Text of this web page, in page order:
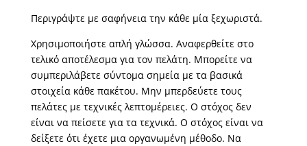
Περιγράψτε με σαφήνεια την κάθε μία ξεχωριστά.
Χρησιμοποιήστε απλή γλώσσα. Αναφερθείτε στο
τελικό αποτέλεσμα για τον πελάτη. Μπορείτε να
συμπεριλάβετε σύντομα σημεία με τα βασικά
στοιχεία κάθε πακέτου. Μην μπερδεύετε τους
πελάτες με τεχνικές λεπτομέρειες. Ο στόχος δεν
είναι να πείσετε για τα τεχνικά. Ο στόχος είναι να
δείξετε ότι έχετε μια οργανωμένη μέθοδο. Να